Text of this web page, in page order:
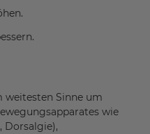
weitesten Sinne um
wie
Dorsalgie),